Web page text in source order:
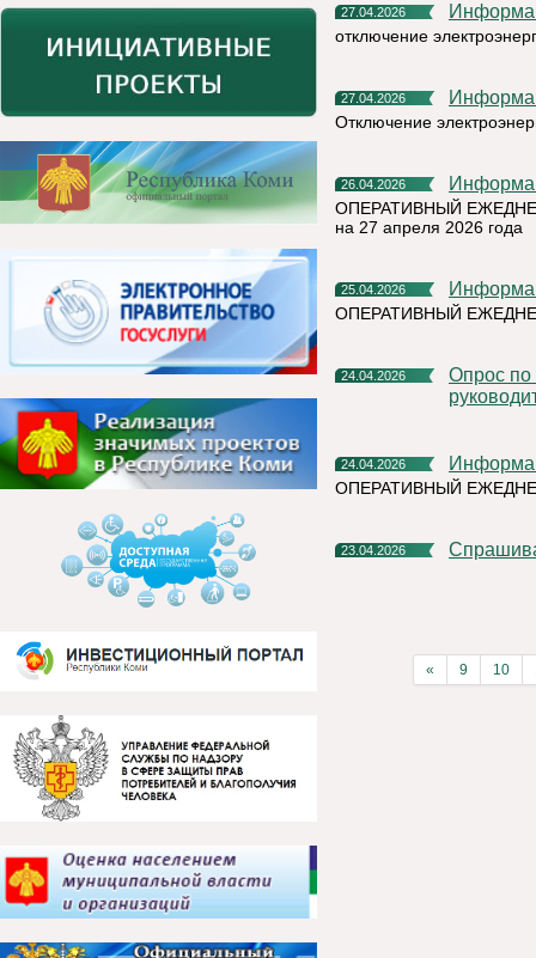
27.04.2026
отключение
27.04.2026
Отключение
26.04.2026
ОПЕРАТИВНЫЙ
на 27 апреля 2026 года
25.04.2026
ОПЕРАТИВНЫЙ
24.04.2026
Опрос по оценки эффективности деятельности
24.04.2026
ОПЕРАТИВНЫЙ
23.04.2026
« 9 10